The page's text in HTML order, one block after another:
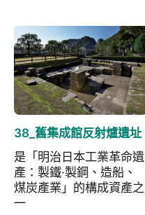
38_舊集成館反射爐遺址
是「明治日本工業革命遺
產：製鐵·製鋼、造船、
煤炭產業」的構成資產之
一